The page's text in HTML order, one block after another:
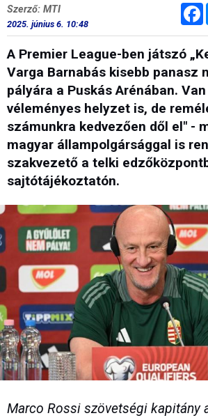
Szerző: MTI
2025. június 6. 10:48
A Premier League-ben játszó
Varga Barnabás kisebb panasz
pályára a Puskás Arénában.
véleményes helyzet is, de
számunkra kedvezően dől el" -
magyar állampolgársággal is
szakvezető a telki
sajtótájékoztatón.
Marco Rossi szövetségi kapitány